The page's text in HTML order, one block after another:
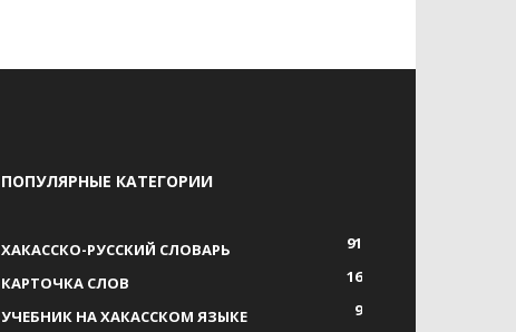
ПОПУЛЯРНЫЕ КАТЕГОРИИ
ХАКАССКО-РУССКИЙ СЛОВАРЬ
91
КАРТОЧКА СЛОВ
16
УЧЕБНИК НА ХАКАССКОМ ЯЗЫКЕ
9